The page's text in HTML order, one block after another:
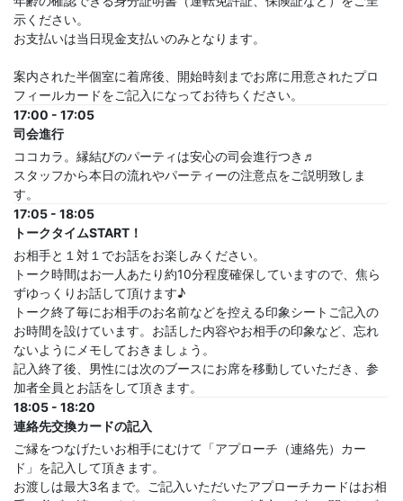
示ください。
お支払いは当日現金支払いのみとなります。
案内された半個室に着席後、開始時刻までお席に用意されたプロ
フィールカードをご記入になってお待ちください。
17:00 - 17:05
司会進行
ココカラ。縁結びのパーティは安心の司会進行つき♬
スタッフから本日の流れやパーティーの注意点をご説明致しま
す。
17:05 - 18:05
トークタイムSTART！
お相手と１対１でお話をお楽しみください。
トーク時間はお一人あたり約10分程度確保していますので、焦ら
ずゆっくりお話して頂けます♪
トーク終了毎にお相手のお名前などを控える印象シートご記入の
お時間を設けています。お話した内容やお相手の印象など、忘れ
ないようにメモしておきましょう。
記入終了後、男性には次のブースにお席を移動していただき、参
加者全員とお話をして頂きます。
18:05 - 18:20
連絡先交換カードの記入
ご縁をつなげたいお相手にむけて「アプローチ（連絡先）カー
ド」を記入して頂きます。
お渡しは最大3名まで。ご記入いただいたアプローチカードはお相